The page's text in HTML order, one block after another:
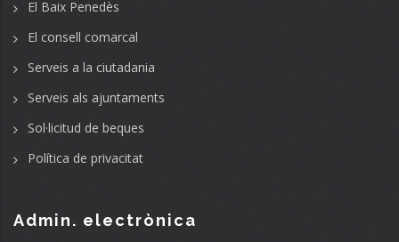
El Baix Penedès
El consell comarcal
Serveis a la ciutadania
Serveis als ajuntaments
Sol·licitud de beques
Política de privacitat
Admin. electrònica